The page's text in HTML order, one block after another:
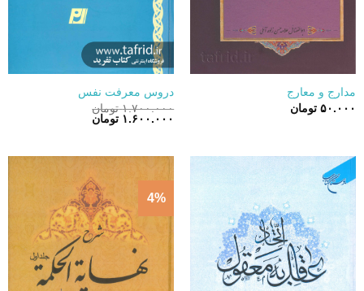
مدارج و معارج
۵۰.۰۰۰ تومان
دروس معرفت نفس
۱.۷۰۰.۰۰۰ تومان
قیمت
۱.۶۰۰.۰۰۰ تومانقیمت
4%